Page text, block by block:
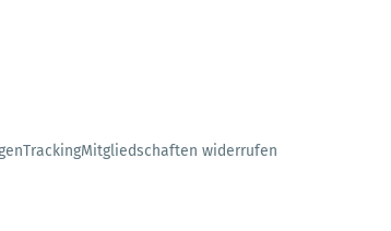
TrackingMitgliedschaften widerrufen